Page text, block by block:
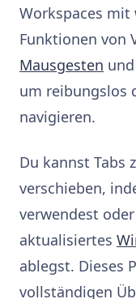
Workspaces
Funktionen von
Mausgesten und
um reibungslos
navigieren.
Du kannst Tabs
verschieben,
verwendest
aktualisiertes
ablegst. Dieses
vollständigen